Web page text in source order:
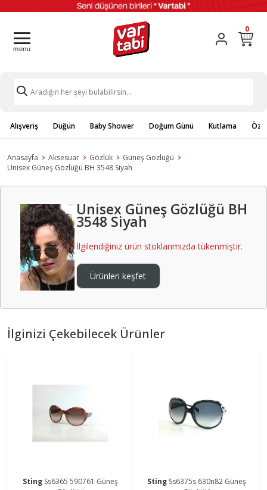
0
Alışveriş Düğün Baby Shower Doğum Günü Kutlama
Anasayfa Aksesuar Gözlük
Güneş Gözlüğü
Unisex Güneş Gözlüğü BH 3548 Siyah
Unisex Güneş Gözlüğü BH
3548 Siyah
İlgilendiğiniz ürün stoklarımızda tükenmiştir.
Ürünleri keşfet
İlginizi Çekebilecek Ürünler
Sting Ss6365 590761 Güneş
Sting Ss6375s 630n82 Güneş